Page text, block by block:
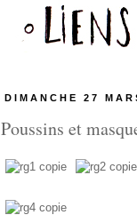
DIMANCHE 27
Poussins et